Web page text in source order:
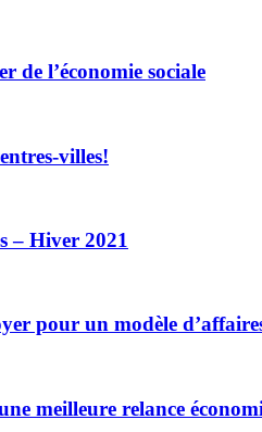
de l’économie sociale
villes!
– Hiver 2021
pour un modèle
meilleure relance